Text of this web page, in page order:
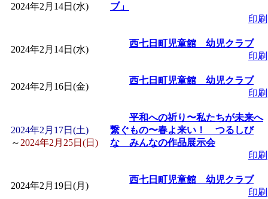
す 」 受付期間：～
「みなづる号乗車体
de 健康づくり」」 受
皆鶴姫のこびる塾
～」 受付期間：～
「みなづる号乗車体
2024年2月14日(水)
ブ」
印刷
2024年2月14日(水)
西七日町児童館 幼児クラブ
印刷
2024年2月16日(金)
西七日町児童館 幼児クラブ
印刷
2024年2月17日(土)
～ 2024年2月25日(日)
平和への祈り〜私たちが未来へ
繋ぐもの〜春よ来い！ つるしび
な みんなの作品展示会
印刷
2024年2月19日(月)
西七日町児童館 幼児クラブ
印刷